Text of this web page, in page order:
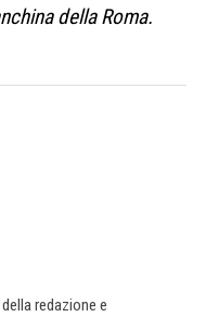
della Roma.
redazione e